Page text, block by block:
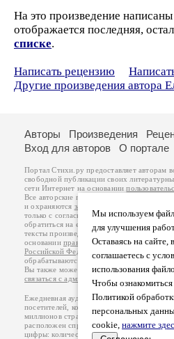
На это произведение написаны
отображается последняя,
списке.
Написать рецензию
Другие произведения автора
Мы используем
для улучшения
Оставаясь на сайте,
соглашаетесь с
использования
Чтобы ознакомиться
Политикой
персональных
cookie, нажмите
Авторы Произведения
Вход для авторов
О портале
Портал Стихи.ру предоставляет авторам
свободной публикации своих
сети Интернет на основании
Все авторские права на произведения
и охраняются законом
. Перепечатка
только с согласия его автора, к которому
обратиться на его авторской странице.
тексты произведений авторы несут
основанииправил публикациии
Российской Федерации
обрабатываются на основанииПолитики
Вы также можете посмотреть более
связаться с администрацией
Ежедневная аудитория портала Стихи.ру
посетителей, которые в общей сумме
миллионов страниц по данным счетчика
расположен справа от этого текста. В
цифры: количество просмотров и